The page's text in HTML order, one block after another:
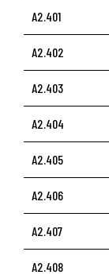
A2.401
A2.402
A2.403
A2.404
A2.405
A2.406
A2.407
A2.408